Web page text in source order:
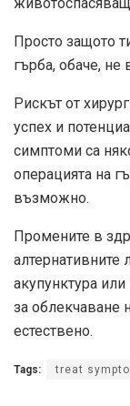
Просто защото
гърба, обаче, не
Рискът от
успех и
симптоми са
операцията на
възможно.
Промените в
алтернативните
акупунктура
за облекчаване
естествено.
Tags: treat